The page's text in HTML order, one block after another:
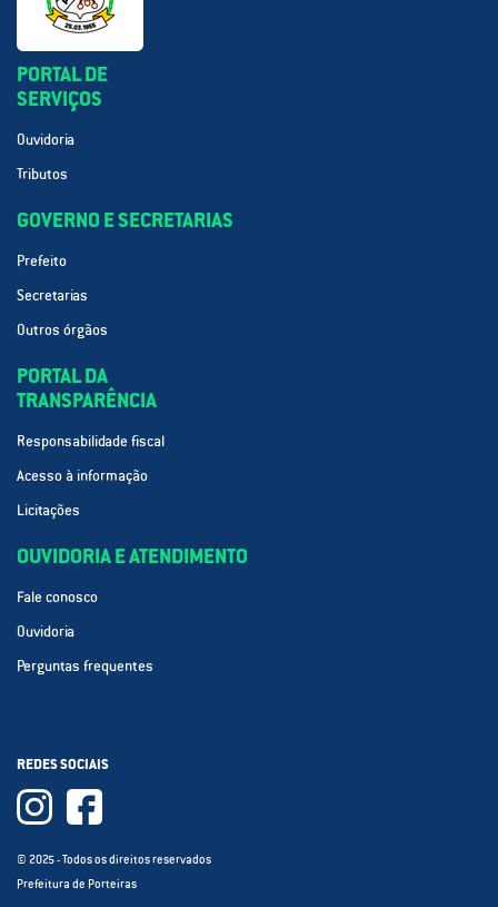
PORTAL DE
SERVIÇOS
Ouvidoria
Tributos
GOVERNO E SECRETARIAS
Prefeito
Secretarias
Outros órgãos
PORTAL DA
TRANSPARÊNCIA
Responsabilidade fiscal
Acesso à informação
Licitações
OUVIDORIA E ATENDIMENTO
Fale conosco
Ouvidoria
Perguntas frequentes
REDES SOCIAIS
© 2025 - Todos os direitos reservados
Prefeitura de Porteiras